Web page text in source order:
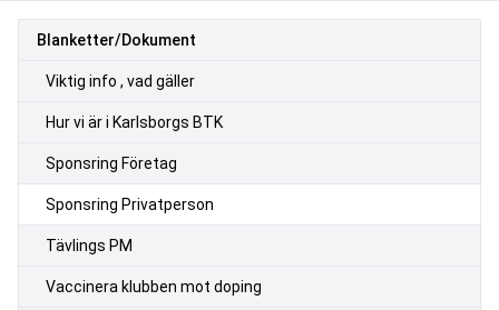
Blanketter/Dokument
Viktig info , vad gäller
Hur vi är i Karlsborgs BTK
Sponsring Företag
Sponsring Privatperson
Tävlings PM
Vaccinera klubben mot doping